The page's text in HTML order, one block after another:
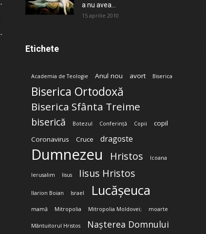
a nu avea...
15 aprilie 2010
Etichete
Academia de Teologie Anul nou avort Biserica
Biserica Ortodoxă
Biserica Sfânta Treime
biserică Botezul Conferință Copii
copil
Coronavirus
Cruce dragoste
Dumnezeu Hristos Icoana
Ierusalim Iisus Iisus Hristos
Ilarion Boian Israel Lucășeuca
mamă Mitropolia Mitropolia Moldovei; moarte
Mântuitorul Hristos Nașterea Domnului